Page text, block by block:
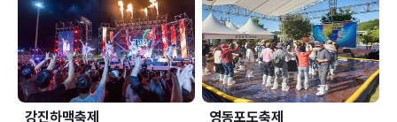
강진하맥축제 영동포도축제